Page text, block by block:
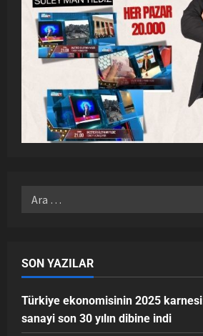
SON YAZILAR
Türkiye ekonomisinin 2025
sanayi son 30 yılın dibine indi